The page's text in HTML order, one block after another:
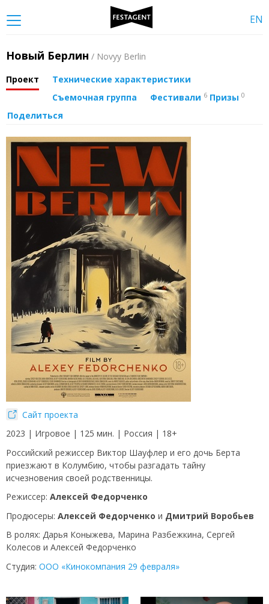
EN
Новый Берлин / Novyy Berlin
Проект
Технические характеристики
Съемочная группа
Фестивали 6 Призы 0
Поделиться
Сайт проекта
2023 | Игровое | 125 мин. | Россия | 18+
Российский режиссер Виктор Шауфлер и его дочь Берта
приезжают в Колумбию, чтобы разгадать тайну
исчезновения своей родственницы.
Режиссер: Алексей Федорченко
Продюсеры: Алексей Федорченко и Дмитрий Воробьев
В ролях: Дарья Коныжева, Марина Разбежкина, Сергей
Колесов и Алексей Федорченко
Студия: ООО «Кинокомпания 29 февраля»